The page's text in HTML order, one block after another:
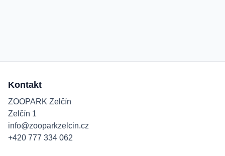
Kontakt
ZOOPARK Zelčín
Zelčín 1
info@zooparkzelcin.cz
+420 777 334 062